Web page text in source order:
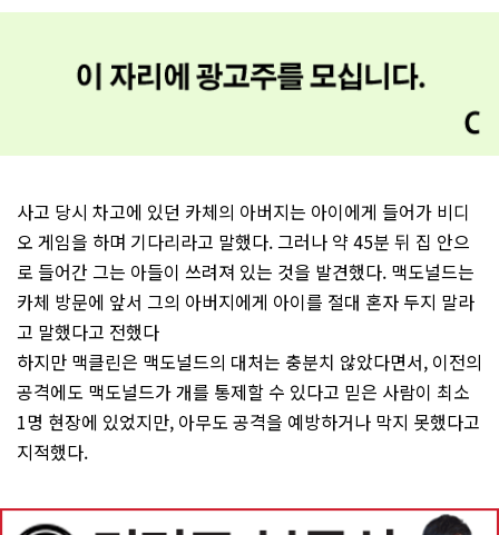
사고 당시 차고에 있던 카체의 아버지는 아이에게 들어가 비디
오 게임을 하며 기다리라고 말했다. 그러나 약 45분 뒤 집 안으
로 들어간 그는 아들이 쓰려져 있는 것을 발견했다. 맥도널드는
카체 방문에 앞서 그의 아버지에게 아이를 절대 혼자 두지 말라
고 말했다고 전했다
하지만 맥클린은 맥도널드의 대처는 충분치 않았다면서, 이전의
공격에도 맥도널드가 개를 통제할 수 있다고 믿은 사람이 최소
1명 현장에 있었지만, 아무도 공격을 예방하거나 막지 못했다고
지적했다.